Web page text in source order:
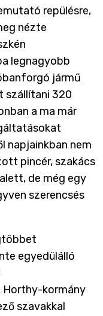
repülésre,
nézte
legnagyobb
jármű
szállítani 320
a ma már
napjainkban nem
pincér, szakács
de még egy
szerencsés
egyedülálló
Horthy-kormány
szavakkal